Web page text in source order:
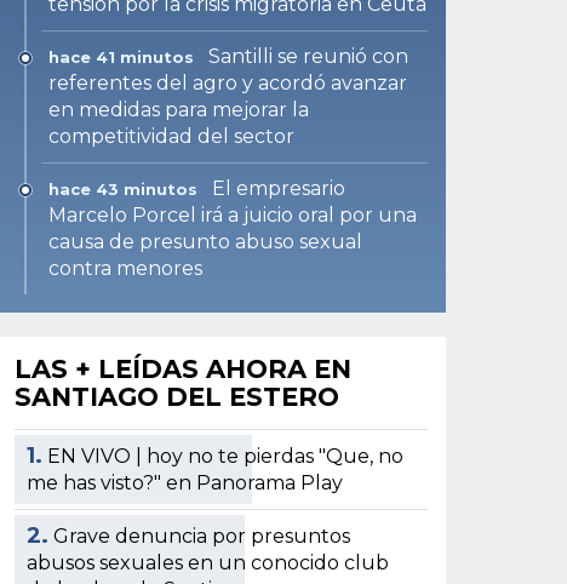
hace 41 minutos
Santilli se reunió con
referentes del agro y acordó avanzar
en medidas para mejorar la
competitividad del sector
hace 43 minutos
El empresario
Marcelo Porcel irá a juicio oral por una
causa de presunto abuso sexual
contra menores
LAS + LEÍDAS AHORA EN
SANTIAGO DEL ESTERO
1. EN VIVO | hoy no te pierdas "Que, no
me has visto?" en Panorama Play
2. Grave denuncia por presuntos
abusos sexuales en un conocido club